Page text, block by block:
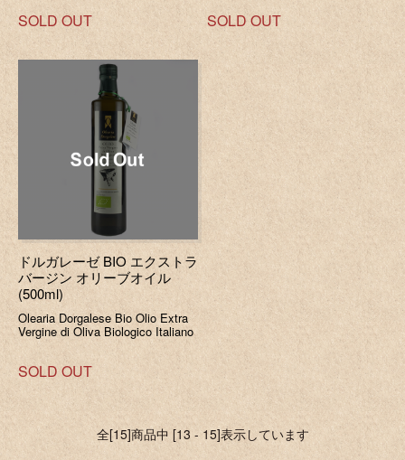
SOLD OUT SOLD OUT
ドルガレーゼ BIO エクストラ
バージン オリーブオイル
(500ml)
Olearia Dorgalese Bio Olio Extra
Vergine di Oliva Biologico Italiano
SOLD OUT
全[15]商品中 [13 - 15]表示しています